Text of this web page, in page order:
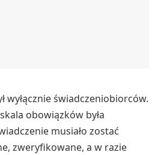
wyłącznie świadczeniobiorców.
obowiązków była
musiało zostać
zweryfikowane, a w razie